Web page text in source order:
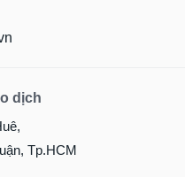
dịch
Tp.HCM